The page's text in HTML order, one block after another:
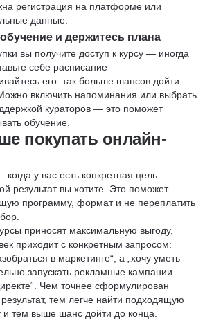
регистрация на платформе или
данные.
и держитесь плана
вы получите доступ к курсу — иногда
себе расписание
его: так больше шансов дойти
включить напоминания или выбрать
кураторов — это поможет
обучение.
покупать онлайн-
у вас есть конкретная цель
результат вы хотите. Это поможет
программу, формат и не переплатить
приносят максимальную выгоду,
приходит с конкретным запросом:
в маркетинге“, а „хочу уметь
запускать рекламные кампании
Чем точнее сформулирован
тем легче найти подходящую
и тем выше шанс дойти до конца.